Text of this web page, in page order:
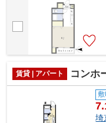
賃貸 | アパート コンホ
埼